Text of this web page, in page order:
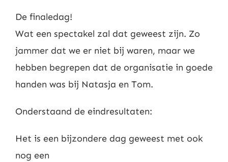
De finaledag!
Wat een spectakel zal dat geweest zijn. Zo
jammer dat we er niet bij waren, maar we
hebben begrepen dat de organisatie in goede
handen was bij Natasja en Tom.
Onderstaand de eindresultaten:
Het is een bijzondere dag geweest met ook
nog een